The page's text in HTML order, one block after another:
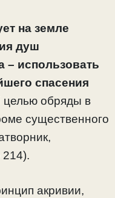
на земле
душ
– использовать
спасения
целью обряды в
существенного
акривии,